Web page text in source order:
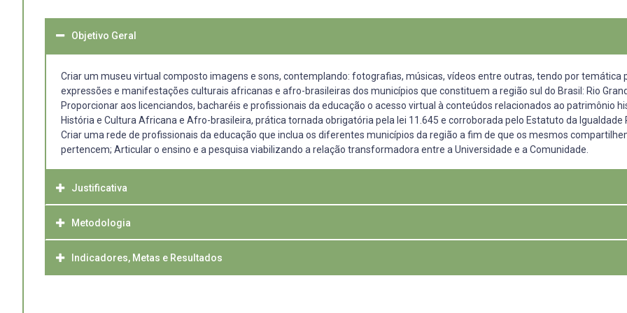
Objetivo Geral
Criar um museu virtual composto imagens e sons, contemplando: fotografias, músicas, vídeos entre outras, tendo por temática
expressões e manifestações culturais africanas e afro-brasileiras dos municípios que constituem a região sul do Brasil: Rio
Proporcionar aos licenciandos, bacharéis e profissionais da educação o acesso virtual à conteúdos relacionados ao patrimônio
História e Cultura Africana e Afro-brasileira, prática tornada obrigatória pela lei 11.645 e corroborada pelo Estatuto da Igualdade
Criar uma rede de profissionais da educação que inclua os diferentes municípios da região a fim de que os mesmos
pertencem; Articular o ensino e a pesquisa viabilizando a relação transformadora entre a Universidade e a Comunidade.
Justificativa
Esse projeto tem a finalidade de divulgar patrimônios invisibilizados no cotidiano, quer nas cidades, quer no espaço midiático.
para constituição de um museu virtual, onde estarão presentes e devidamente valorizadas as contribuições da etnia negra da
porém não contemplada nos diversos museus da região.
Metodologia
O método de trabalho será exploratório (via Projeto de Pesquisa de mesmo nome) e colaborativo. Os membros do grupo de
que virão a fazer parte do acervo digital e posteriormente das coleções permanentes e temporárias do Museu.
Indicadores, Metas e Resultados